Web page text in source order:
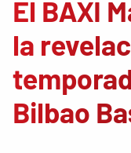
El BAXI
la
Bilbao